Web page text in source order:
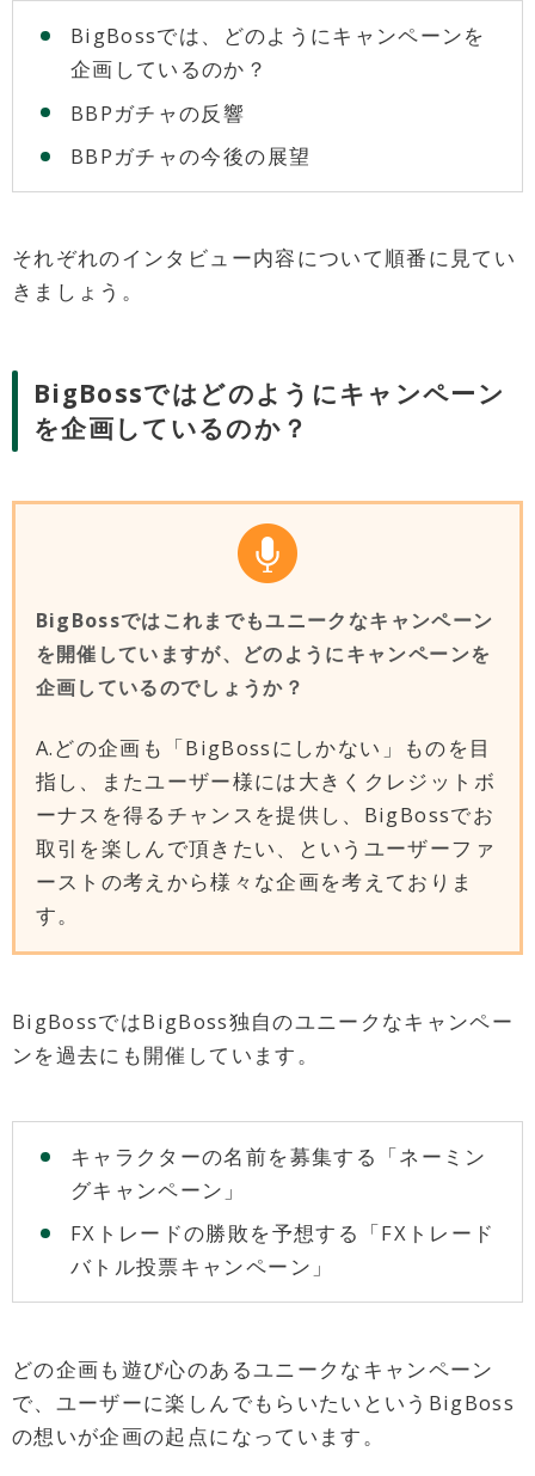
BigBossでは、どのようにキャンペーンを
企画しているのか？
BBPガチャの反響
BBPガチャの今後の展望
それぞれのインタビュー内容について順番に見てい
きましょう。
BigBossではどのようにキャンペーン
を企画しているのか？
BigBossではこれまでもユニークなキャンペーン
を開催していますが、どのようにキャンペーンを
企画しているのでしょうか？
A.どの企画も「BigBossにしかない」ものを目
指し、またユーザー様には大きくクレジットボ
ーナスを得るチャンスを提供し、BigBossでお
取引を楽しんで頂きたい、というユーザーファ
ーストの考えから様々な企画を考えておりま
す。
BigBossではBigBoss独自のユニークなキャンペー
ンを過去にも開催しています。
キャラクターの名前を募集する「ネーミン
グキャンペーン」
FXトレードの勝敗を予想する「FXトレード
バトル投票キャンペーン」
どの企画も遊び心のあるユニークなキャンペーン
で、ユーザーに楽しんでもらいたいというBigBoss
の想いが企画の起点になっています。